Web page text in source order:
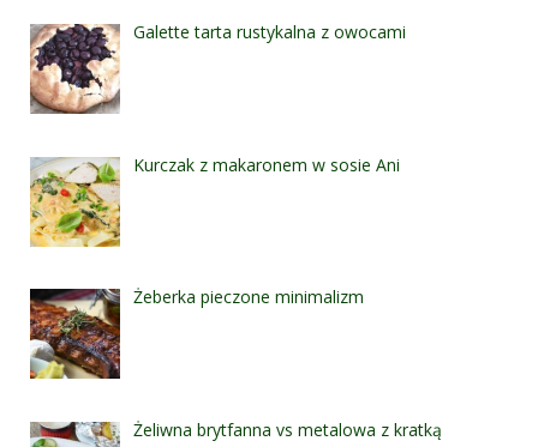
Galette tarta rustykalna z owocami
Kurczak z makaronem w sosie Ani
Żeberka pieczone minimalizm
Żeliwna brytfanna vs metalowa z kratką